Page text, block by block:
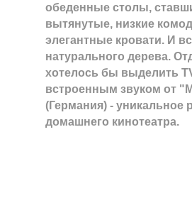
обеденные столы,
вытянутые, низкие
элегантные кровати. И
натурального дерева.
хотелось бы выделить
встроенным звуком от
(Германия) - уникальное
домашнего кинотеатра.